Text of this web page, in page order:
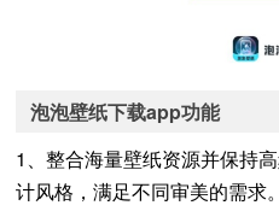
泡泡壁纸下载app功能
1、整合海量壁纸资源并保持
计风格，满足不同审美的需求。